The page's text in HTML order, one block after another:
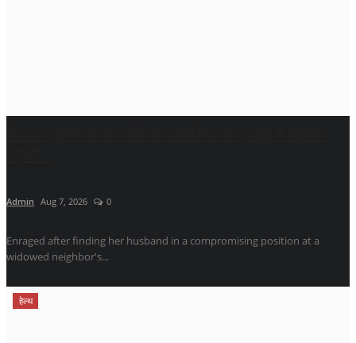
Admin Aug 7, 2026 0
Enraged after finding her husband in a compromising position at a
widowed neighbor's...
हेल्थ